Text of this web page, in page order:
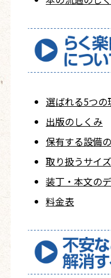
選ばれる5つの
出版のしくみ
保有する設備
取り扱うサイ
装丁・本文の
料金表